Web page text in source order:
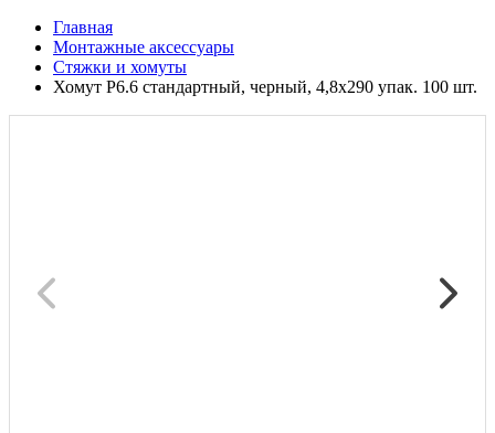
Главная
Монтажные аксессуары
Стяжки и хомуты
Хомут P6.6 стандартный, черный, 4,8x290 упак. 100 шт.